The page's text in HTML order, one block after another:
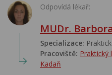
Odpovídá lékař:
MUDr.
Specializace:
Pracoviště: Praktický
Kadaň